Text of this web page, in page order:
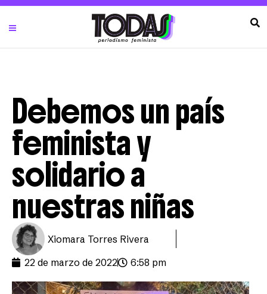
Debemos un país
feminista y
solidario a
nuestras niñas
Xiomara Torres Rivera
22 de marzo de 2022
6:58 pm